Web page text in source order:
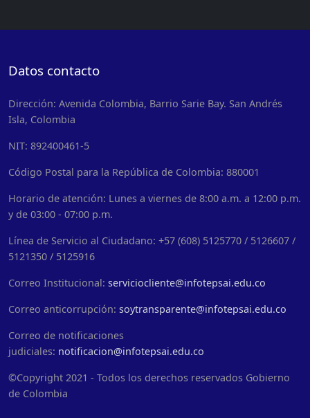
Datos contacto
Dirección: Avenida Colombia, Barrio Sarie Bay. San Andrés
Isla, Colombia
NIT: 892400461-5
Código Postal para la República de Colombia: 880001
Horario de atención: Lunes a viernes de 8:00 a.m. a 12:00 p.m.
y de 03:00 - 07:00 p.m.
Línea de Servicio al Ciudadano: +57 (608) 5125770 / 5126607 /
5121350 / 5125916
Correo Institucional: serviciocliente@infotepsai.edu.co
Correo anticorrupción: soytransparente@infotepsai.edu.co
Correo de notificaciones
judiciales: notificacion@infotepsai.edu.co
©Copyright 2021 - Todos los derechos reservados Gobierno
de Colombia